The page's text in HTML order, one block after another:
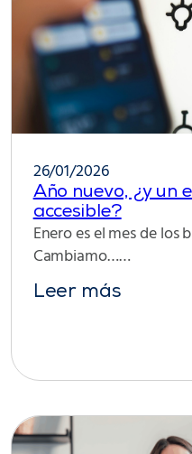
26/01/2026
Año nuevo, ¿y un
accesible?
Enero es el mes de los
Cambiamo……
Leer más